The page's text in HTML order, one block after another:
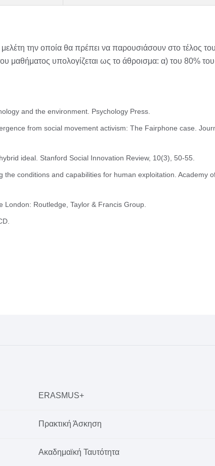
την οποία θα πρέπει να παρουσιάσουν στο τέλος
μαθήματος υπολογίζεται ως το άθροισμα: α) του 80%
and the environment. Psychology Press.
from social movement activism: The Fairphone case.
ideal. Stanford Social Innovation Review, 10(3), 50-55.
conditions and capabilities for human exploitation. Academy
Routledge, Taylor & Francis Group.
ERASMUS+
Πρακτική Άσκηση
Ακαδημαϊκή Ταυτότητα